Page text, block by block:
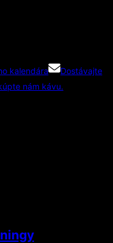
kalendára
Dostávajte
nám kávu.